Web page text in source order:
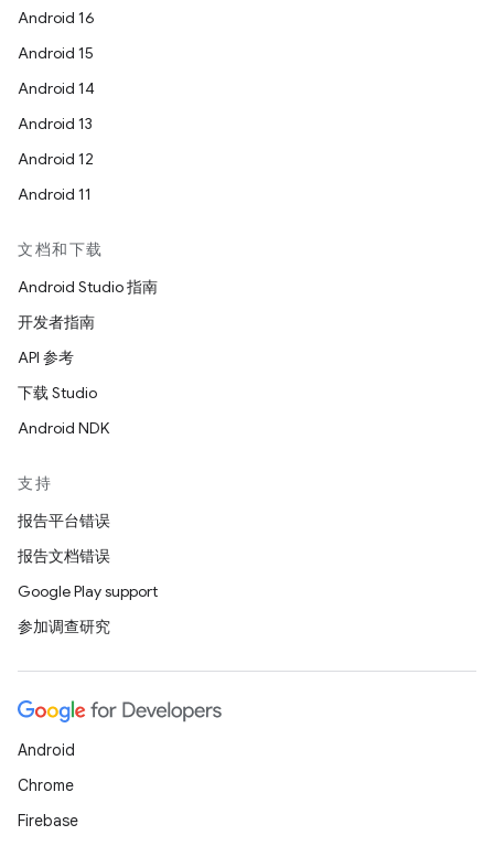
Android 16
Android 15
Android 14
Android 13
Android 12
Android 11
文档和下载
Android Studio 指南
开发者指南
API 参考
下载 Studio
Android NDK
支持
报告平台错误
报告文档错误
Google Play support
参加调查研究
Android
Chrome
Firebase